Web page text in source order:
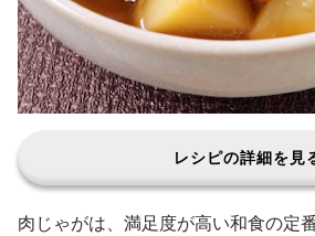
レシピの詳細を見
肉じゃがは、満足度が高い和食の定